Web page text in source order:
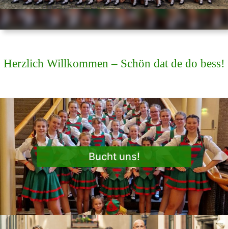
Herzlich Willkommen – Schön dat de do bess!
Bucht uns!